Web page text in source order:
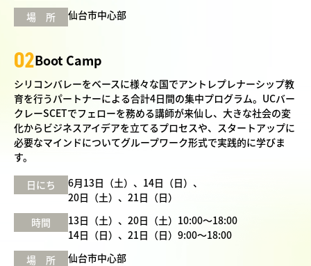
場 所 仙台市中心部
02Boot Camp
シリコンバレーをベースに様々な国でアントレプレナーシップ教
育を行うパートナーによる合計4日間の集中プログラム。UCバー
クレーSCETでフェローを務める講師が来仙し、大きな社会の変
化からビジネスアイデアを立てるプロセスや、スタートアップに
必要なマインドについてグループワーク形式で実践的に学びま
す。
日にち
6月13日（土）、14日（日）、
20日（土）、21日（日）
時間
13日（土）、20日（土）10:00〜18:00
14日（日）、21日（日）9:00〜18:00
場 所
仙台市中心部